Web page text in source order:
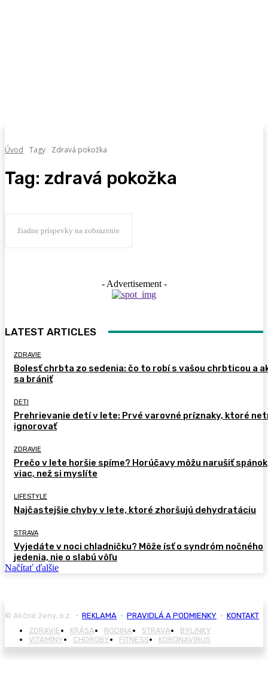
Úvod Tagy Zdravá pokožka
Tag: zdravá pokožka
žiadne príspevky na zobrazenie
- Advertisement -
LATEST ARTICLES
ZDRAVIE
Bolesť chrbta zo sedenia: čo to robí s vašou chrbticou a
sa brániť
DETI
Prehrievanie detí v lete: Prvé varovné príznaky, ktoré
ignorovať
ZDRAVIE
Prečo v lete horšie spíme? Horúčavy môžu narušiť spánok
viac, než si myslíte
LIFESTYLE
Najčastejšie chyby v lete, ktoré zhoršujú dehydratáciu
STRAVA
Vyjedáte v noci chladničku? Môže ísť o syndróm nočného
jedenia, nie o slabú vôľu
Načítať ďalšie
© Akčné ženy, o.z. • REKLAMA • PRAVIDLÁ A PODMIENKY • KONTAKT
ZDRAVIE
KRÁSA RODINA STRAVA
BYLINKY
VITAMÍNY
CHOROBY FITNESS KORONAVÍRUS